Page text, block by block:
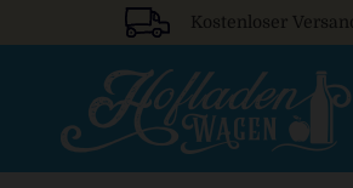
Kostenloser Versand